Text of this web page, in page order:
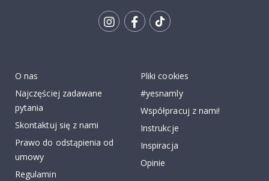
O nas
Najczęściej zadawane
pytania
Skontaktuj się z nami
Prawo do odstąpienia od
umowy
Regulamin
Pliki cookies
#yesnamly
Współpracuj z nami!
Instrukcje
Inspiracja
Opinie